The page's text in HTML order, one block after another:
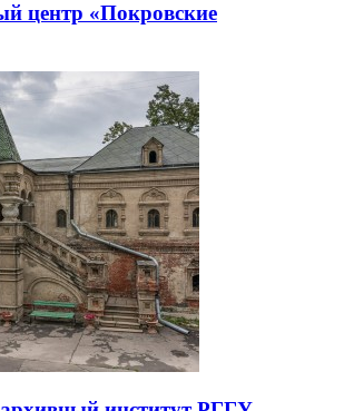
центр «Покровские